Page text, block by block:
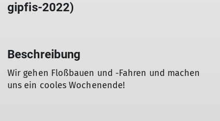
gipfis-2022)
Beschreibung
Wir gehen Floßbauen und -Fahren und machen
uns ein cooles Wochenende!